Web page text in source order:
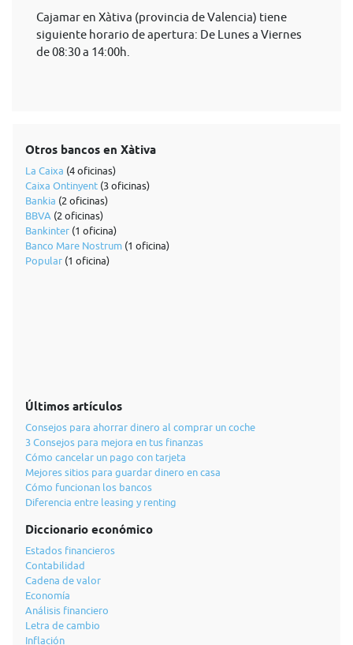
Cajamar en Xàtiva (provincia de Valencia) tiene
siguiente horario de apertura: De Lunes a Viernes
de 08:30 a 14:00h.
Otros bancos en Xàtiva
La Caixa (4 oficinas)
Caixa Ontinyent (3 oficinas)
Bankia (2 oficinas)
BBVA (2 oficinas)
Bankinter (1 oficina)
Banco Mare Nostrum (1 oficina)
Popular (1 oficina)
Últimos artículos
Consejos para ahorrar dinero al comprar un coche
3 Consejos para mejora en tus finanzas
Cómo cancelar un pago con tarjeta
Mejores sitios para guardar dinero en casa
Cómo funcionan los bancos
Diferencia entre leasing y renting
Diccionario económico
Estados financieros
Contabilidad
Cadena de valor
Economía
Análisis financiero
Letra de cambio
Inflación